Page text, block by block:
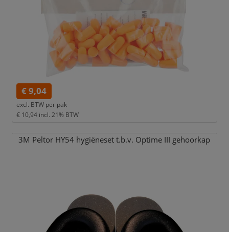
€ 9,04
excl. BTW per pak
€ 10,94 incl. 21% BTW
3M Peltor HY54 hygiëneset t.b.v. Optime III gehoorkap